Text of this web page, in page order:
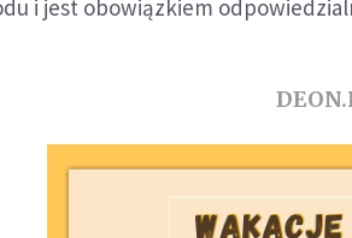
i jest obowiązkiem